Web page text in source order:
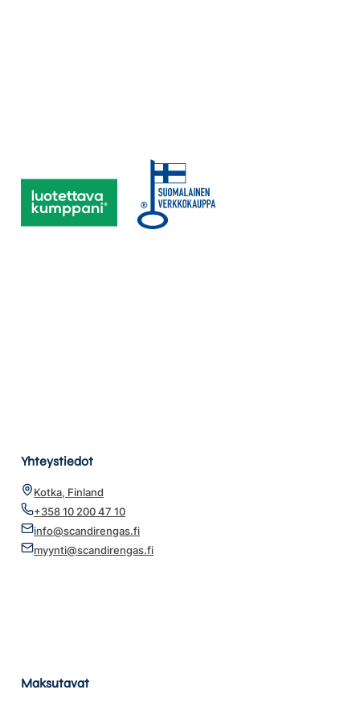
Yhteystiedot
Kotka, Finland
+358 10 200 47 10
info@scandirengas.fi
myynti@scandirengas.fi
Maksutavat